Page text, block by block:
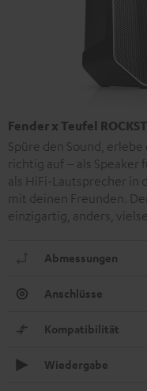
Fender x Teufel
Spüre den Sound, erlebe
richtig auf – als Speaker
als HiFi-Lautsprecher in
mit deinen Freunden.
einzigartig, anders,
Abmessungen
Anschlüsse
Kompatibilität
Wiedergabe